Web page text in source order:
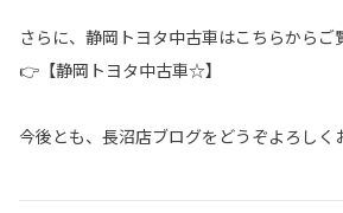
さらに、静岡トヨタ中古車はこちらからご
👉【静岡トヨタ中古車☆】
今後とも、長沼店ブログをどうぞよろしく